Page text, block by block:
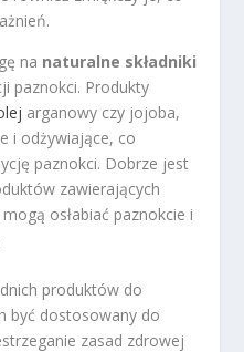
na naturalne składniki
paznokci. Produkty
arganowy czy jojoba,
i odżywiające, co
paznokci. Dobrze jest
zawierających
osłabiać paznokcie i
produktów do
być dostosowany do
zasad zdrowej